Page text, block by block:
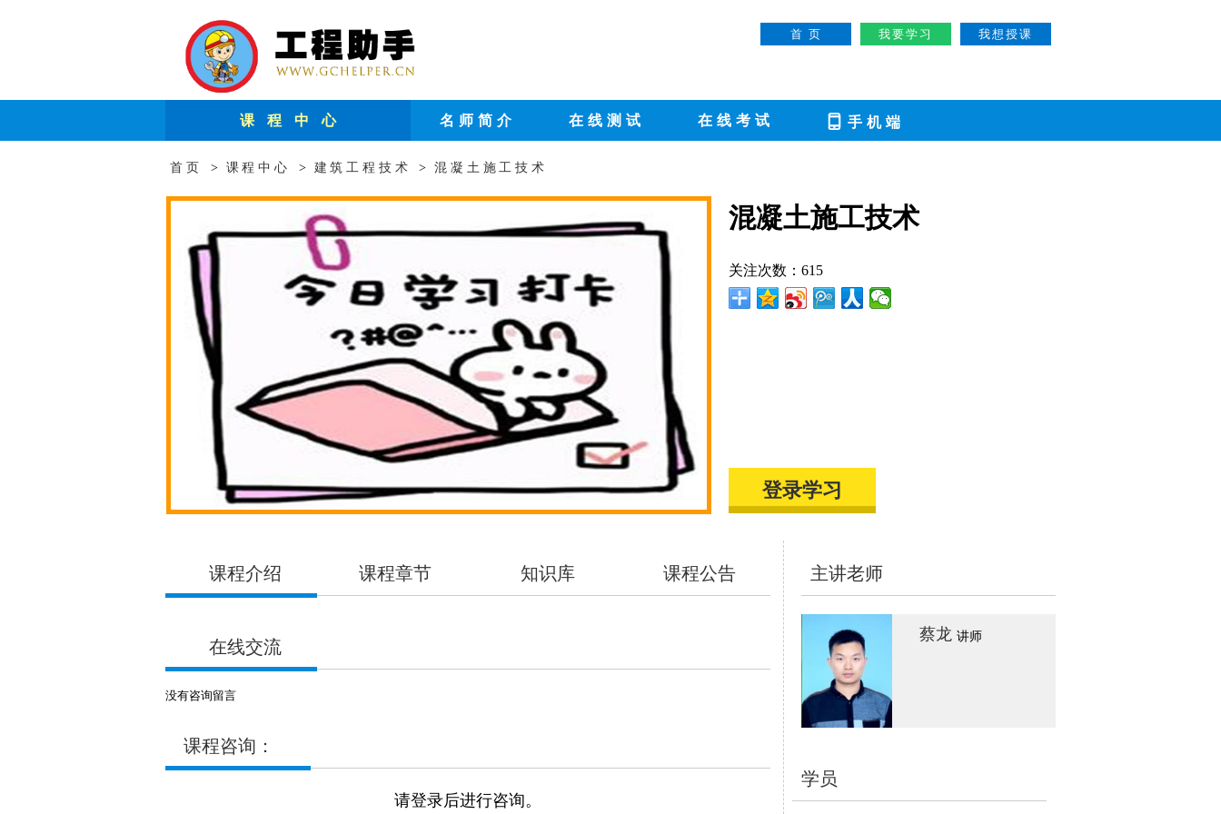
我想授课
我要学习
首 页
课 程 中 心 名师简介 在线测试 在线考试  手机端
首页 > 课程中心 > 建筑工程技术 > 混凝土施工技术
混凝土施工技术
关注次数：615
登录学习
课程介绍 课程章节 知识库 课程公告
在线交流
主讲老师
蔡龙 讲师
学员